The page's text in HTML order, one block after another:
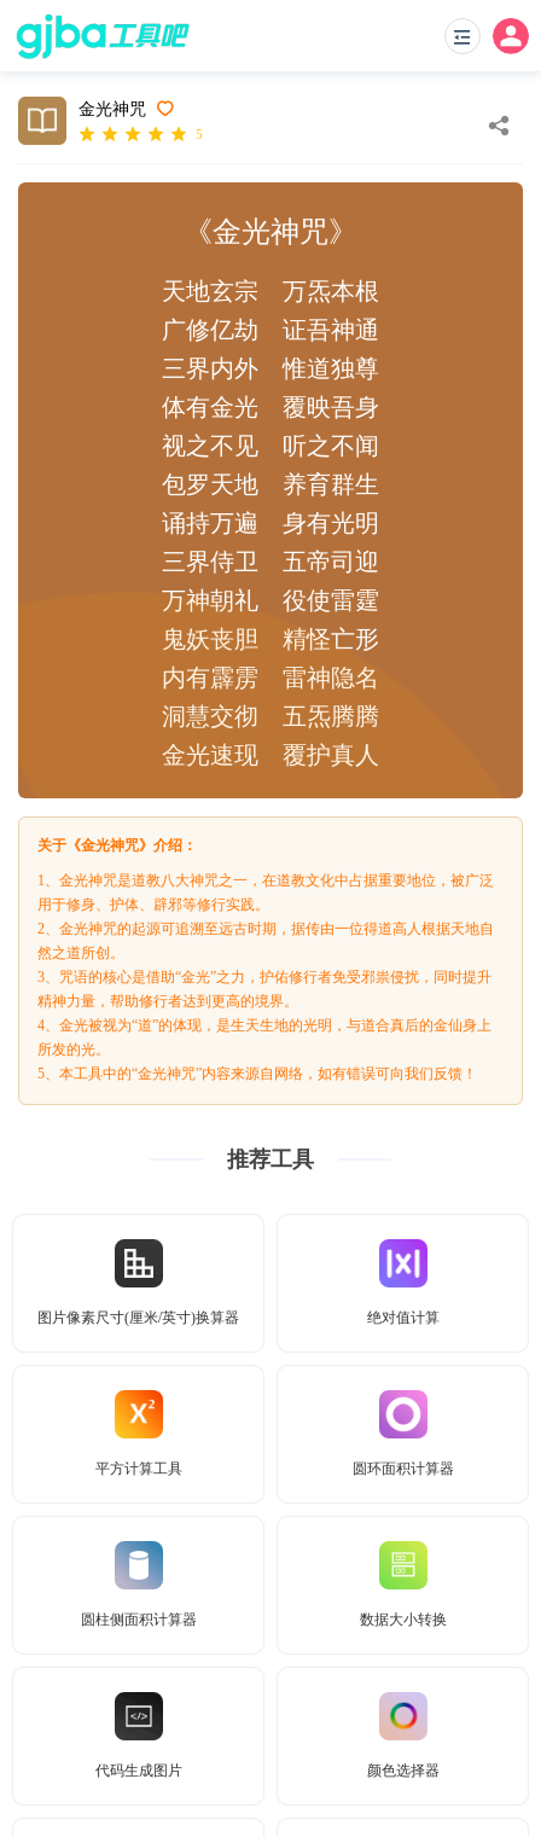
金光神咒
5
《金光神咒》
天地玄宗
万炁本根
广修亿劫
证吾神通
三界内外
惟道独尊
体有金光
覆映吾身
视之不见
听之不闻
包罗天地
养育群生
诵持万遍
身有光明
三界侍卫
五帝司迎
万神朝礼
役使雷霆
鬼妖丧胆
精怪亡形
内有霹雳
雷神隐名
洞慧交彻
五炁腾腾
金光速现
覆护真人
关于《金光神咒》介绍：
1、金光神咒是道教八大神咒之一，在道教文化中占据重要地位，被广泛
用于修身、护体、辟邪等修行实践。
2、金光神咒的起源可追溯至远古时期，据传由一位得道高人根据天地自
然之道所创。
3、咒语的核心是借助“金光”之力，护佑修行者免受邪祟侵扰，同时提升
精神力量，帮助修行者达到更高的境界。
4、金光被视为“道”的体现，是生天生地的光明，与道合真后的金仙身上
所发的光。
5、本工具中的“金光神咒”内容来源自网络，如有错误可向我们反馈！
推荐工具
图片像素尺寸(厘米/英寸)换算器 绝对值计算
平方计算工具 圆环面积计算器
圆柱侧面积计算器 数据大小转换
代码生成图片 颜色选择器